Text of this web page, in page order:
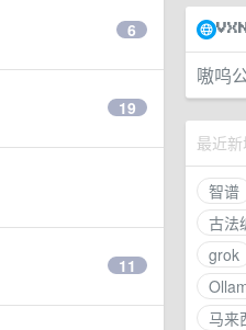
嗷呜
最近
智谱
古法
grok
马来
6
19
11